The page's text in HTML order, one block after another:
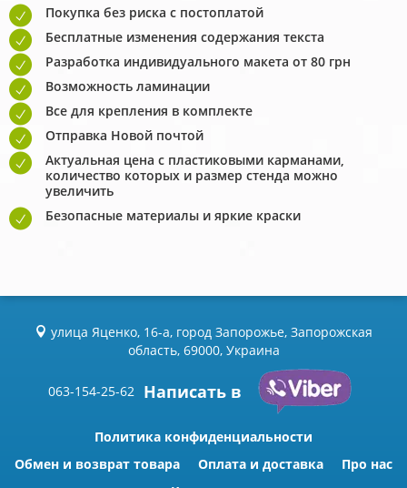
Покупка без риска с постоплатой
Бесплатные изменения содержания текста
Разработка индивидуального макета от 80 грн
Возможность ламинации
Все для крепления в комплекте
Отправка Новой почтой
Актуальная цена с пластиковыми карманами,
количество которых и размер стенда можно
увеличить
Безопасные материалы и яркие краски
улица Яценко, 16-а, город Запорожье, Запорожская
область, 69000, Украина
063-154-25-62 Написать в
Политика конфиденциальности
Обмен и возврат товара
Оплата и доставка
Про нас